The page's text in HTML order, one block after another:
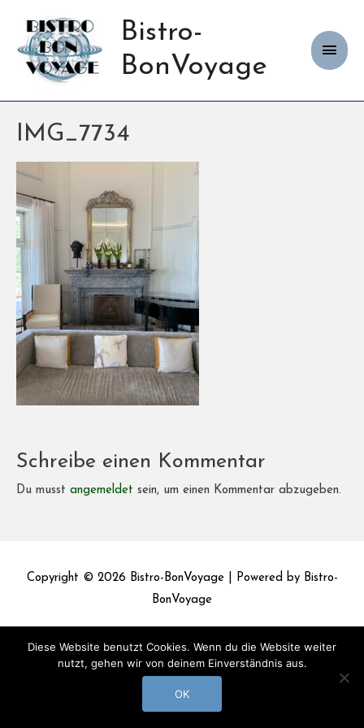
Bistro-
BonVoyage
IMG_7734
Schreibe einen Kommentar
Du musst angemeldet sein, um einen Kommentar abzugeben.
Copyright © 2026 Bistro-BonVoyage| Powered by Bistro-
BonVoyage
Diese Website benutzt Cookies. Wenn du die Website weiter
nutzt, gehen wir von deinem Einverständnis aus.
OK